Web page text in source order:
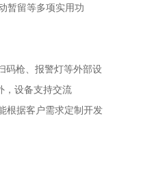
暂留等多项实用功
枪、报警灯等外部设
，设备支持交流
根据客户需求定制开发